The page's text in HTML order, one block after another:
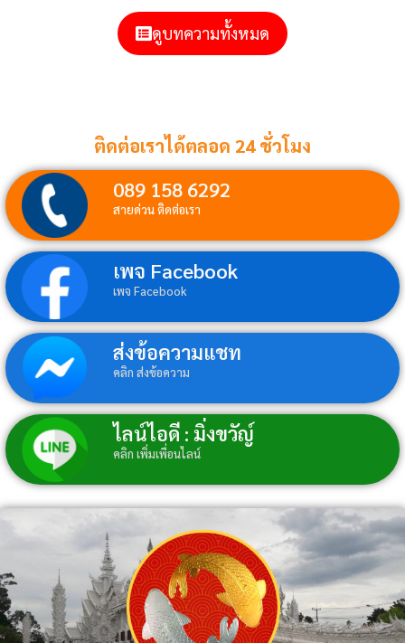
ดูบทความทั้งหมด
ติดต่อเราได้ตลอด 24 ชั่วโมง
089 158 6292
สายด่วน ติดต่อเรา
เพจ Facebook
เพจ Facebook
ส่งข้อความแชท
คลิก ส่งข้อความ
ไลน์ไอดี : มิ่งขวัญ์
คลิก เพิ่มเพื่อนไลน์